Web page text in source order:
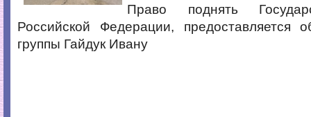
Право поднять
Российской Федерации, предоставляется
группы Гайдук Ивану